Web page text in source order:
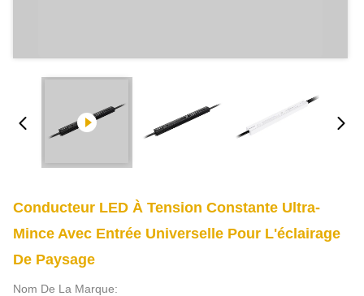
Conducteur LED À Tension Constante Ultra-
Mince Avec Entrée Universelle Pour L'éclairage
De Paysage
Nom De La Marque: